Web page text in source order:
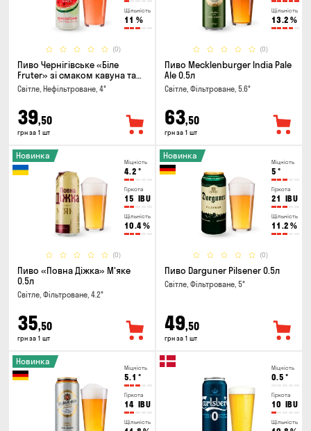
Щільність
11 %
(0)
Пиво Чернігівське «Біле
Fruter» зі смаком кавуна та
м'яти 0.5л
Світле, Нефільтроване, 4°
39,50
грн за 1 шт
Щільність
13.2 %
(0)
Пиво Mecklenburger India Pale
Ale 0.5л
Світле, Фільтроване, 5.6°
63,50
грн за 1 шт
Міцність
4.2 °
Гіркота
15 IBU
Щільність
10.4%
(0)
Новинка
Пиво «Повна Діжка» М'яке
0.5л
Світле, Фільтроване, 4.2°
35,50
грн за 1 шт
Міцність
5 °
Гіркота
21 IBU
Щільність
11.2 %
(0)
Новинка
Пиво Darguner Pilsener 0.5л
Світле, Фільтроване, 5°
49,50
грн за 1 шт
Міцність
5.1 °
Гіркота
14 IBU
Щільність
Новинка
Міцність
0.5 °
Гіркота
10 IBU
Щільність